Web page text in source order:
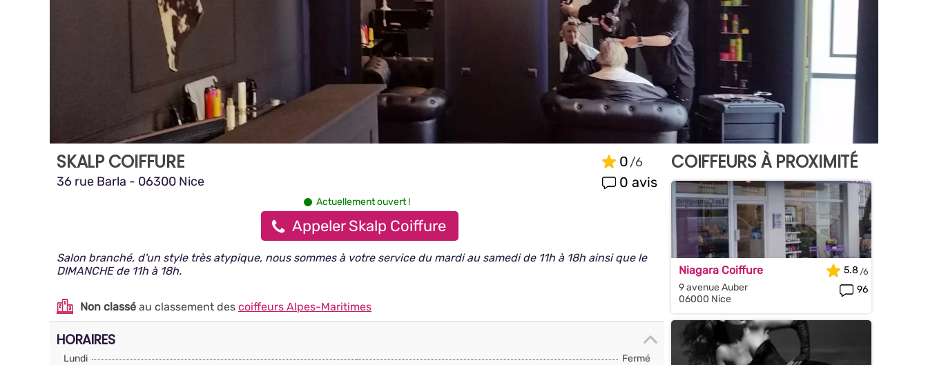
SKALP COIFFURE
36 rue Barla - 06300 Nice
0
0 avis
Actuellement ouvert !
Appeler Skalp Coiffure
Salon branché, d'un style très atypique, nous sommes à votre service du mardi au samedi de 11h à 18h ainsi que le
DIMANCHE de 11h à 18h.
Non classé au classement des coiffeurs Alpes-Maritimes
HORAIRES
Lundi
Fermé
COIFFEURS À PROXIMITÉ
Niagara Coiffure
9 avenue Auber
06000 Nice
5.8
96